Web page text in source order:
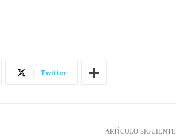
Twitter
ARTÍCULO SIGUIENTE